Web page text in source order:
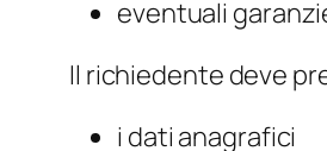
eventuali
Il richiedente deve
i dati anagrafici